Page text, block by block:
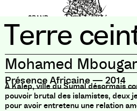
Terre
Mohamed
Présence Africaine— 2014
À Kalep, ville du Sumal désormais
pouvoir brutal des islamistes, deux
pour avoir entretenu une relation